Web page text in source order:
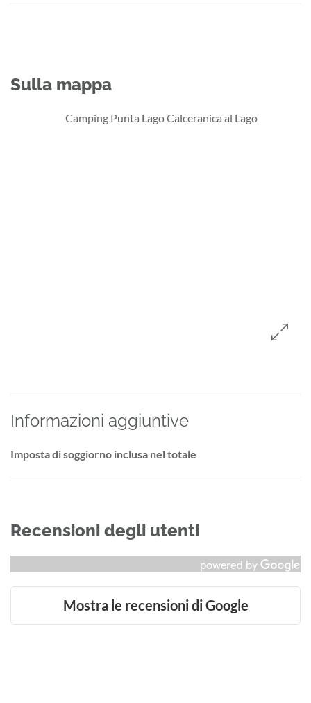
Sulla mappa
Informazioni aggiuntive
Imposta di soggiorno inclusa nel totale
Recensioni degli utenti
Mostra le recensioni di Google